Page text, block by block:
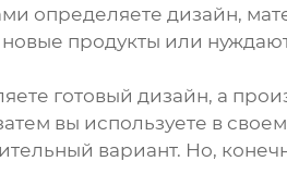
определяете дизайн,
продукты или
готовый дизайн, а
вы используете в
вариант. Но,